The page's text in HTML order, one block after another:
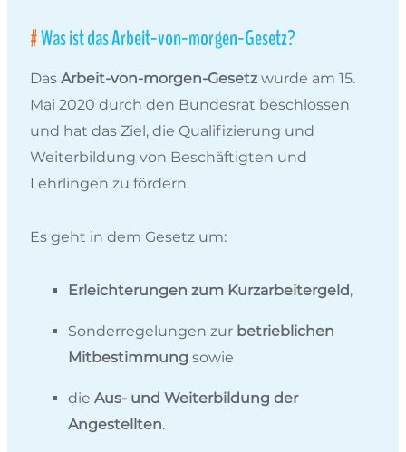
Was ist das Arbeit-von-morgen-Gesetz?
Das Arbeit-von-morgen-Gesetzwurde am 15.
Mai 2020 durch den Bundesrat beschlossen
und hat das Ziel, die Qualifizierung und
Weiterbildung von Beschäftigten und
Lehrlingen zu fördern.
Es geht in dem Gesetz um:
Erleichterungen zum Kurzarbeitergeld,
Sonderregelungen zur betrieblichen
Mitbestimmung sowie
die Aus- und Weiterbildung der
Angestellten.